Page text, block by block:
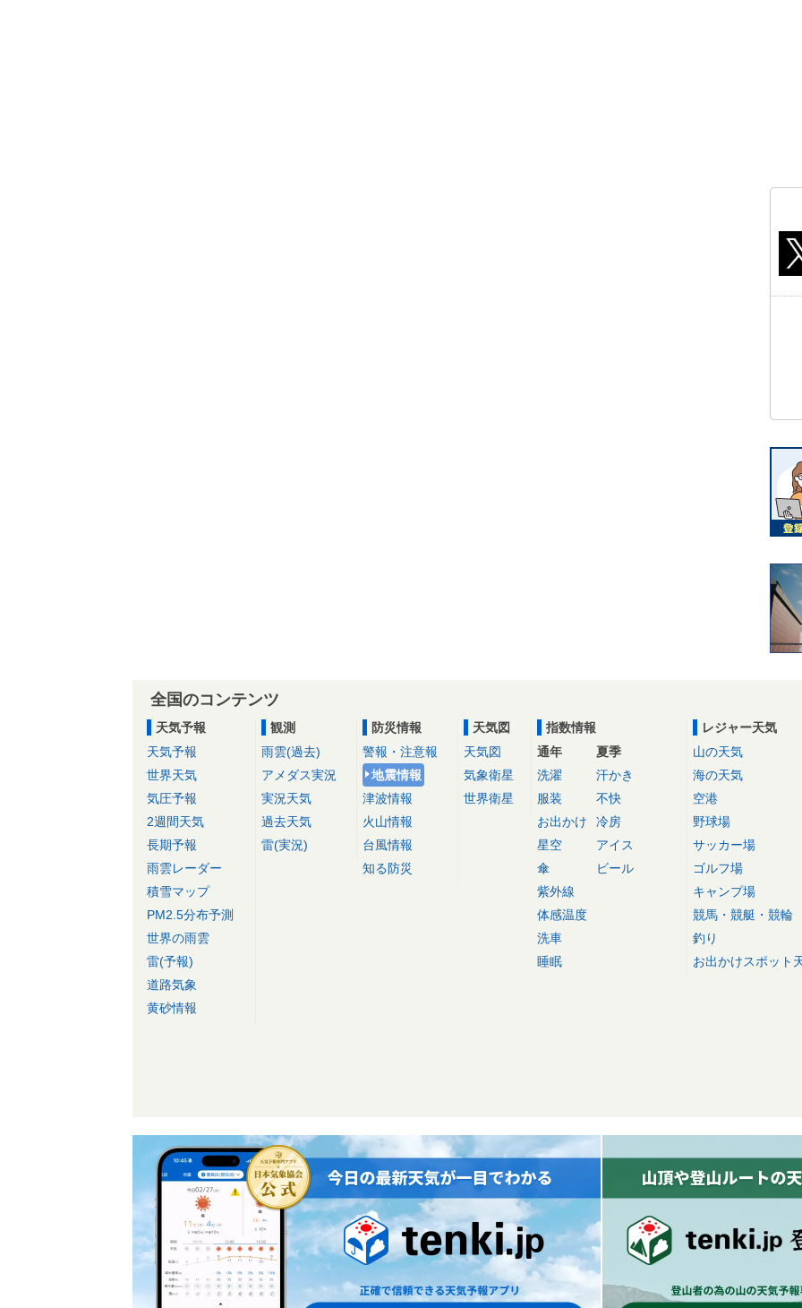
全国のコンテンツ
天気予報
天気予報
世界天気
気圧予報
2週間天気
長期予報
雨雲レーダー
積雪マップ
PM2.5分布予測
世界の雨雲
雷(予報)
道路気象
黄砂情報
観測
雨雲(過去)
アメダス実況
実況天気
過去天気
雷(実況)
防災情報
警報・注意報
地震情報
津波情報
火山情報
台風情報
知る防災
天気図
天気図
気象衛星
世界衛星
指数情報
通年
洗濯
服装
お出かけ
星空
傘
紫外線
体感温度
洗車
睡眠
夏季
汗かき
不快
冷房
アイス
ビール
レジャー天気
山の天気
海の天気
空港
野球場
サッカー場
ゴルフ場
キャンプ場
競馬・競艇・競輪
釣り
お出かけスポット